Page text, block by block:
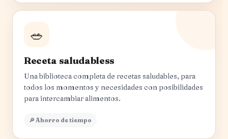
🥗
Receta saludabless
Una biblioteca completa de recetas saludables, para
todos los momentos y necesidades con posibilidades
para intercambiar alimentos.
🔎 Ahorro de tiempo